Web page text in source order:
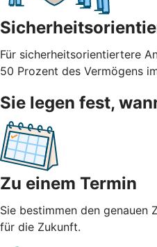
Für sicherheitsorientiertere
50 Prozent des Vermögens
Sie legen fest,
Zu einem Termin
Sie bestimmen den
für die Zukunft.